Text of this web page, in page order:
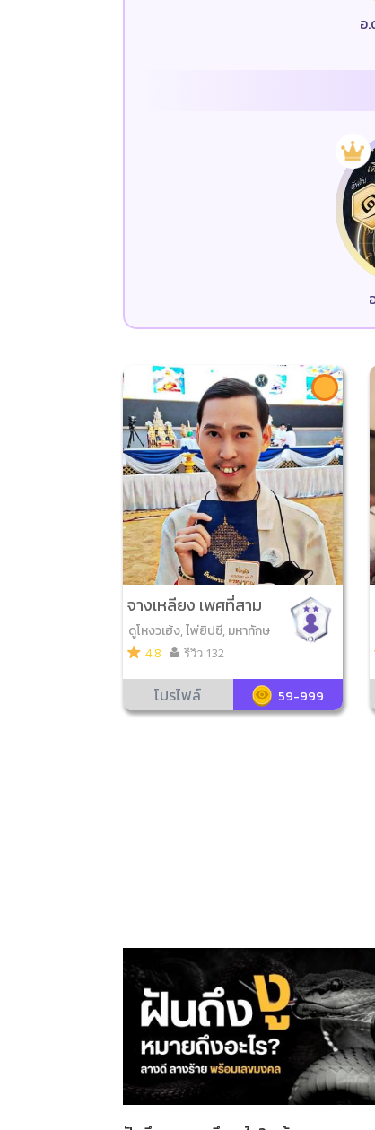
อ
จางเหลียง เพศที่สาม
ดูโหงวเฮ้ง, ไพ่ยิปซี, มหาทักษ
า, จับยามสามตา, ไพ่พรหมญา
ล, กราฟชีวิต
4.8 รีวิว 132
โปรไฟล์ 59-999